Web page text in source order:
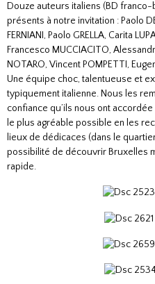
Douze auteurs italiens (BD
présents à notre invitation : Paolo
FERNIANI, Paolo GRELLA, Carita
Francesco MUCCIACITO,
NOTARO, Vincent POMPETTI,
Une équipe choc, talentueuse et
typiquement italienne. Nous les
confiance qu’ils nous ont
le plus agréable possible en les
lieux de dédicaces (dans le
possibilité de découvrir Bruxelles
rapide.